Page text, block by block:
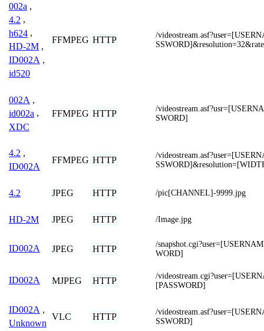
002a ,
4.2 ,
h624 ,
HD-2M ,
ID002A ,
id520
FFMPEG HTTP
/
002A ,
id002a ,
XDC
FFMPEG HTTP
/
SWORD]
4.2 ,
ID002A
FFMPEG HTTP
/
4.2 JPEG HTTP /pic[CHANNEL]-9999.jpg
HD-2M JPEG HTTP /Image.jpg
ID002A JPEG HTTP
/
WORD]
ID002A MJPEG HTTP
/
[PASSWORD]
ID002A ,
Unknown
VLC HTTP
/
SSWORD]